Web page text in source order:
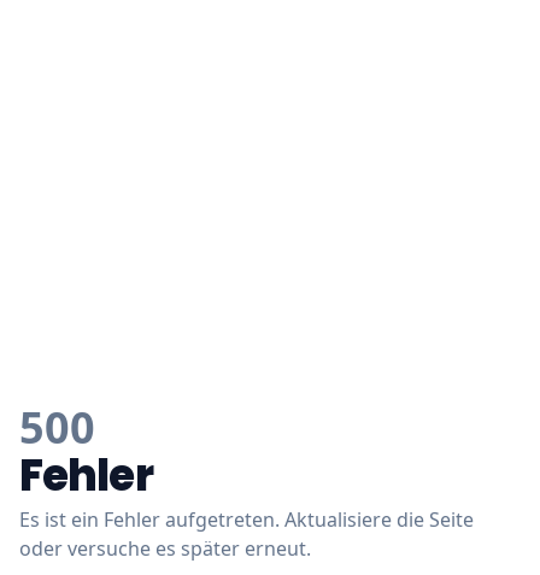
500
Fehler
Es ist ein Fehler aufgetreten. Aktualisiere die Seite
oder versuche es später erneut.